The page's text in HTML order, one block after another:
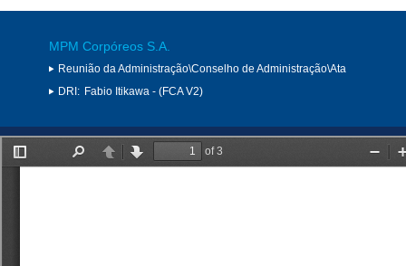
MPM Corpóreos S.A.
Reunião da Administração\Conselho de Administração\Ata
DRI: Fabio Itikawa - (FCA V2)